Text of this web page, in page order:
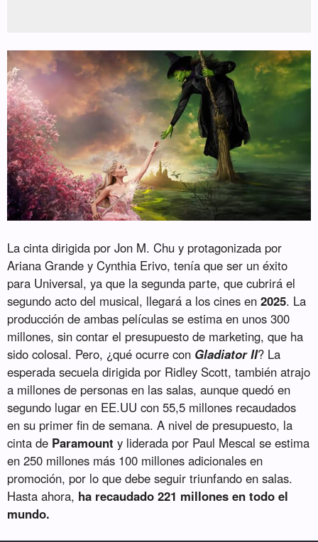
La cinta dirigida por Jon M. Chu y protagonizada por
Ariana Grande y Cynthia Erivo, tenía que ser un éxito
para Universal, ya que la segunda parte, que cubrirá el
segundo acto del musical, llegará a los cines en2025. La
producción de ambas películas se estima en unos 300
millones, sin contar el presupuesto de marketing, que ha
sido colosal. Pero, ¿qué ocurre con Gladiator II? La
esperada secuela dirigida por Ridley Scott, también atrajo
a millones de personas en las salas, aunque quedó en
segundo lugar en EE.UU con 55,5 millones recaudados
en su primer fin de semana. A nivel de presupuesto, la
cinta de Paramount y liderada por Paul Mescal se estima
en 250 millones más 100 millones adicionales en
promoción, por lo que debe seguir triunfando en salas.
Hasta ahora, ha recaudado 221 millones en todo el
mundo.